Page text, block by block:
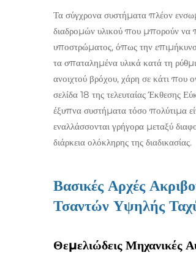
Τα σύγχρονα συστήματα πλέον
διαδρομών υλικού που μπορούν να
υποστρώματος, όπως την
τα σπαταλημένα υλικά κατά τη
ανοιχτού βρόχου, χάρη σε κάτι που
σελίδα 18 της τελευταίας Έκθεσης
έξυπνα συστήματα τόσο πολύτιμα
εναλλάσσονται γρήγορα μεταξύ
διάρκεια ολόκληρης της διαδικασίας.
Βασικές Αρχές
Τσαντών Υψηλής
Θεμελιώδεις Μηχανικές